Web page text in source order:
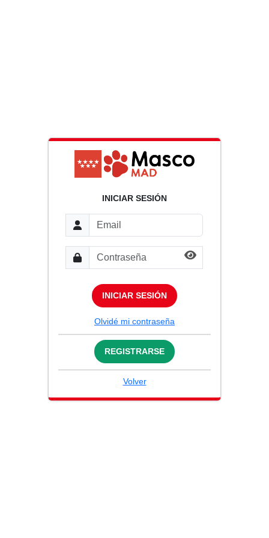
INICIAR SESIÓN
INICIAR SESIÓN
Olvidé mi contraseña
REGISTRARSE
Volver